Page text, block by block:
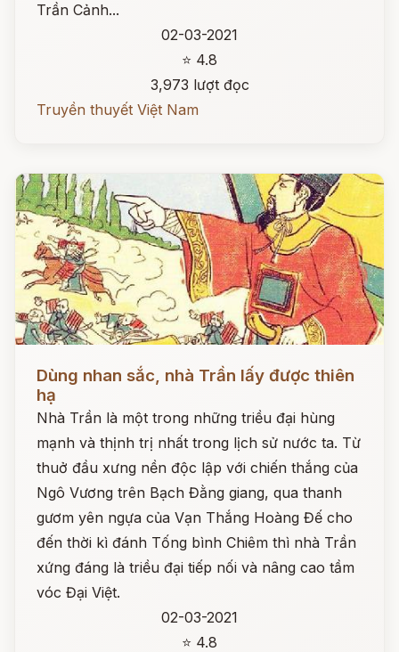
Trần Cảnh...
02-03-2021
⭐ 4.8
3,973 lượt đọc
Truyền thuyết Việt Nam
Dùng nhan sắc, nhà Trần lấy được thiên
hạ
Nhà Trần là một trong những triều đại hùng
mạnh và thịnh trị nhất trong lịch sử nước ta. Từ
thuở đầu xưng nền độc lập với chiến thắng của
Ngô Vương trên Bạch Đằng giang, qua thanh
gươm yên ngựa của Vạn Thắng Hoàng Đế cho
đến thời kì đánh Tống bình Chiêm thì nhà Trần
xứng đáng là triều đại tiếp nối và nâng cao tầm
vóc Đại Việt.
02-03-2021
⭐ 4.8